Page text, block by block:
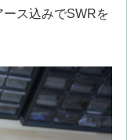
ス込みでSWRを